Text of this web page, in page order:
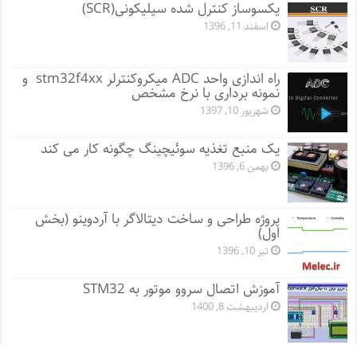
یکسوساز کنترل شده سیلیکونی(SCR)
اسفند 11, 1396
راه اندازی واحد ADC میکروکنترلر stm32f4xx و
نمونه برداری با نرخ مشخص
شهریور 10, 1397
یک منبع تغذیه سوئیچینگ چگونه کار می کند
بهمن 6, 1396
پروژه طراحی و ساخت دیتالاگر با آردوینو (بخش
اول)
تیر 10, 1396
آموزش اتصال سروو موتور به STM32
اردیبهشت 8, 1400